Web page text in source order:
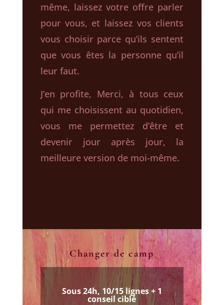
même, laissez votre offre parler
pour vous, et laissez vos clients
vous choisir parce qu’ils sentent
que vous êtes la personne qu’il
leur faut.
J’en profite, Merci, à tous ceux
qui me choisissent au quotidien,
vous me permettez d’être et
devenir jour après jour, la
meilleure version de moi-même.
Changer de camp
Sous 24h, 10/15 lignes + 1
conseil ciblé